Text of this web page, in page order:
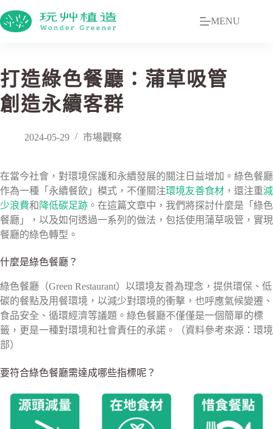
MENU
打造綠色餐廳：蒲草吸管
創造永續客群
2024-05-29 市場觀察
在當今社會，對環境保護和永續發展的關注日益增加。綠色餐廳
作為一種「 永續餐飲 」模式，不僅關注環境友善食材 ，還注重減
少浪費和 降低碳足跡 。在這篇文章中，我們將探討什麼是「綠色
餐廳」，以及如何透過一系列的做法，包括使用蒲草吸管，實現
餐廳的綠色轉型。
什麼是綠色餐廳？
綠色餐廳（Green Restaurant）以環境友善為理念，提供環保、低
碳的餐點及用餐環境，以減少對環境的衝擊，也呼應氣候變遷、
食品安全、循環經濟等議題。綠色餐廳不僅僅是一個簡單的標
籤，更是一種對環境和社會責任的承諾。（資料參考來源：環境
部）
要符合綠色餐廳需達成哪些指標呢？